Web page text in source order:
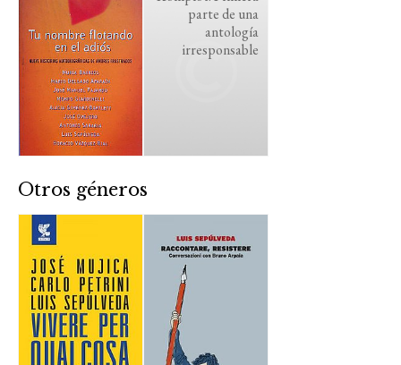
parte de una
antología
irresponsable
Otros géneros